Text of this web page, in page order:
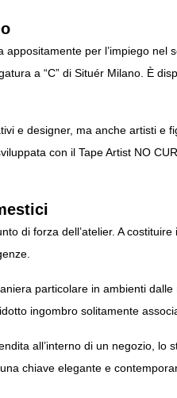
per l’impiego
a “C” di Situér Milano. È
e designer, ma anche artisti
con il Tape Artist NO
di forza dell’atelier. A
particolare in ambienti
ingombro solitamente
all’interno di un negozio, lo
chiave elegante e